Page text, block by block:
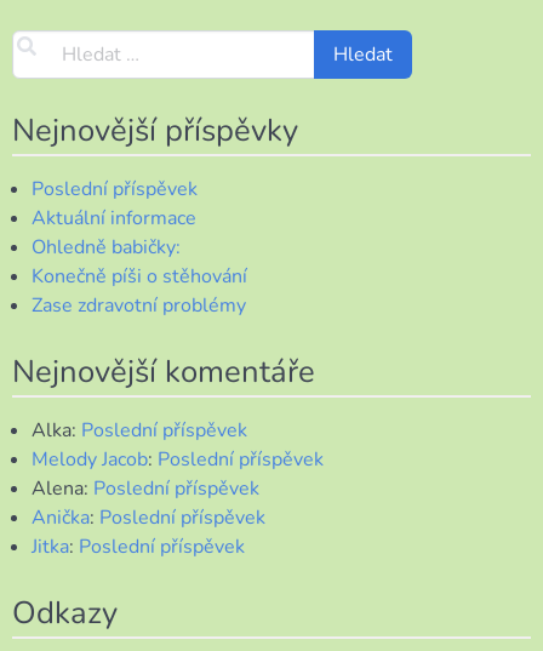
Nejnovější příspěvky
Poslední příspěvek
Aktuální informace
Ohledně babičky:
Konečně píši o stěhování
Zase zdravotní problémy
Nejnovější komentáře
Alka: Poslední příspěvek
Melody Jacob: Poslední příspěvek
Alena: Poslední příspěvek
Anička: Poslední příspěvek
Jitka: Poslední příspěvek
Odkazy